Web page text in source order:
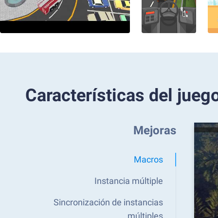
Características del
Mejoras
Macros
Instancia múltiple
Sincronización de instancias
múltiples